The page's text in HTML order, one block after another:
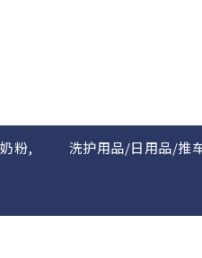
粉, 洗护用品/日用品/推